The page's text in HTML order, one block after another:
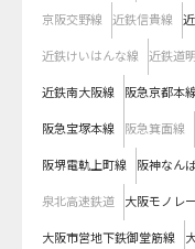
京阪交野線 近鉄信貴線
近鉄けいはんな線 近鉄道
近鉄南大阪線 阪急京都本
阪急宝塚本線 阪急箕面線
阪堺電軌上町線 阪神なん
泉北高速鉄道 大阪モノレ
大阪市営地下鉄御堂筋線